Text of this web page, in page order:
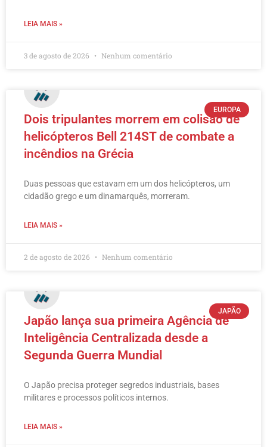
LEIA MAIS »
3 de agosto de 2026 Nenhum comentário
EUROPA
Dois tripulantes morrem em colisão de
helicópteros Bell 214ST de combate a
incêndios na Grécia
Duas pessoas que estavam em um dos helicópteros, um
cidadão grego e um dinamarquês, morreram.
LEIA MAIS »
2 de agosto de 2026 Nenhum comentário
JAPÃO
Japão lança sua primeira Agência de
Inteligência Centralizada desde a
Segunda Guerra Mundial
O Japão precisa proteger segredos industriais, bases
militares e processos políticos internos.
LEIA MAIS »